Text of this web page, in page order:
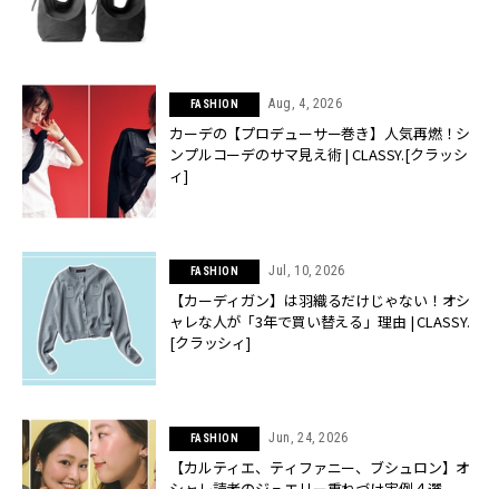
FASHION Aug, 4, 2026
カーデの【プロデューサー巻き】人気再燃！シ
ンプルコーデのサマ見え術 | CLASSY.[クラッシ
ィ]
FASHION Jul, 10, 2026
【カーディガン】は羽織るだけじゃない！オシ
ャレな人が「3年で買い替える」理由 | CLASSY.
[クラッシィ]
FASHION Jun, 24, 2026
【カルティエ、ティファニー、ブシュロン】オ